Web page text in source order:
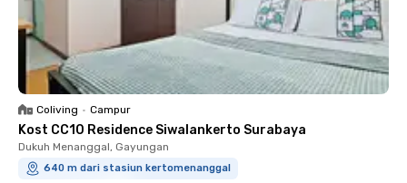
Coliving • Campur
Kost CC10 Residence Siwalankerto Surabaya
Dukuh Menanggal, Gayungan
640 m dari stasiun kertomenanggal